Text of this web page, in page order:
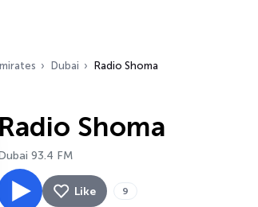
Dubai Radio Shoma
Radio Shoma
93.4 FM
Like 9